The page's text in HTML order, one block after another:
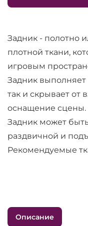
Задник - полотно
плотной ткани,
игровым
Задник
так и скрывает от
оснащение сцены.
Задник может
раздвичной и
Рекомендуемые
Описание